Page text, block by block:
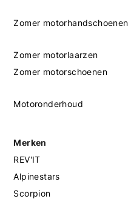
Zomer motorhandschoenen
Zomer motorlaarzen
Zomer motorschoenen
Motoronderhoud
Merken
REV'IT
Alpinestars
Scorpion